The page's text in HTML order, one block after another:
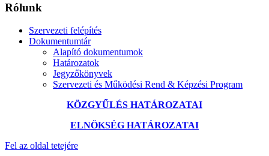
Rólunk
Szervezeti felépítés
Dokumentumtár
Alapító dokumentumok
Határozatok
Jegyzőkönyvek
Szervezeti és Működési Rend & Képzési Program
KÖZGYŰLÉS HATÁROZATAI
ELNÖKSÉG HATÁROZATAI
Fel az oldal tetejére